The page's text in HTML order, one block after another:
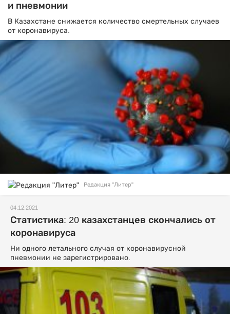
и пневмонии
В Казахстане снижается количество смертельных случаев
от коронавируса.
Редакция "Литер"
04.12.2021
Статистика: 20 казахстанцев скончались от
коронавируса
Ни одного летального случая от коронавирусной
пневмонии не зарегистрировано.